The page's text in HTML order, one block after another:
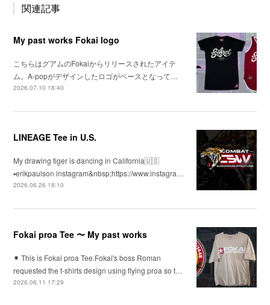
関連記事
My past works Fokai logo
こちらはグアムのFokaiからリリースされたアイテ
ム。A-popがデザインしたロゴがベースとなって…
2026.07.10 18:40
LINEAGE Tee in U.S.
My drawing tiger is dancing in California🇺🇸
▪️erikpaulson instagram&nbsp;https://www.instagra…
2026.06.26 18:10
Fokai proa Tee 〜 My past works
⚫︎ This is Fokai proa Tee.Fokai's boss Roman
requested the t-shirts design using flying proa so t…
2026.06.11 17:29